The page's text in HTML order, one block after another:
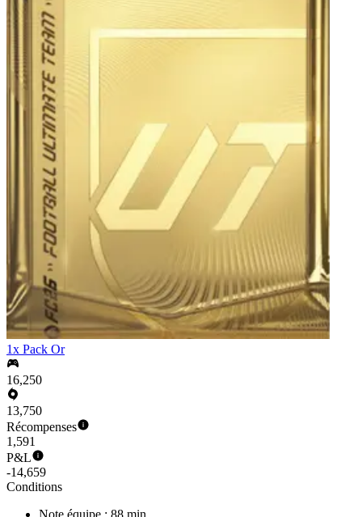
1x Pack Or
16,250
13,750
Récompenses
1,591
P&L
-14,659
Conditions